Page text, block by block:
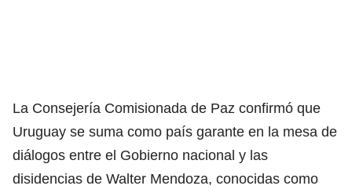
La Consejería Comisionada de Paz confirmó que
Uruguay se suma como país garante en la mesa de
diálogos entre el Gobierno nacional y las
disidencias de Walter Mendoza, conocidas como